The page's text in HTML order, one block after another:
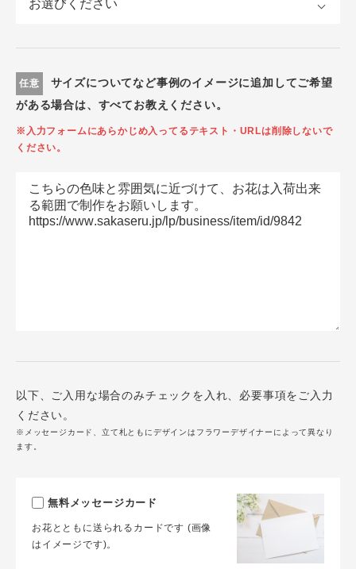
任意
サイズについてなど事例のイメージに追加してご希望
がある場合は、すべてお教えください。
※入力フォームにあらかじめ入ってるテキスト・URLは削除しないで
ください。
以下、ご入用な場合のみチェックを入れ、必要事項をご入力
ください。
※メッセージカード、立て札ともにデザインはフラワーデザイナーによって異なり
ます。
無料メッセージカード
お花とともに送られるカードです (画像
はイメージです)。